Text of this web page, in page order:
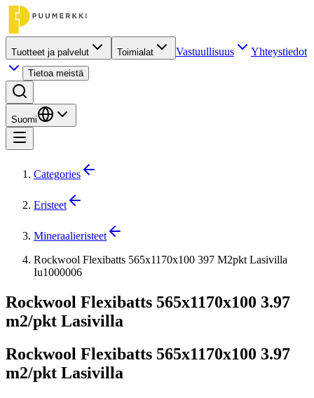
Tuotteet ja palvelut Toimialat Vastuullisuus Yhteystiedot
Tietoa meistä
Suomi
Categories
Eristeet
Mineraalieristeet
Rockwool Flexibatts 565x1170x100 397 M2pkt Lasivilla
Iu1000006
Rockwool Flexibatts 565x1170x100 3.97
m2/pkt Lasivilla
Rockwool Flexibatts 565x1170x100 3.97
m2/pkt Lasivilla